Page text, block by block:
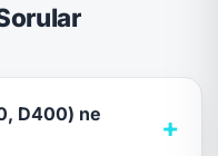
D400) ne
+